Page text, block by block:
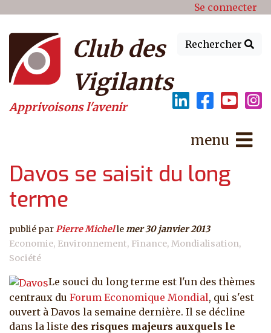
Menu du compte de Se connecter
Rechercher
Club des
Vigilants
Apprivoisons l'avenir
menu
Davos se saisit du long
terme
publié parPierre Michellemer 30 janvier 2013
Economie Environnement Finance Mondialisation
Société
Le souci du long terme est l'un des thèmes
centraux du Forum Economique Mondial, qui s'est
ouvert à Davos la semaine dernière. Il se décline
dans la liste des risques majeurs auxquels le